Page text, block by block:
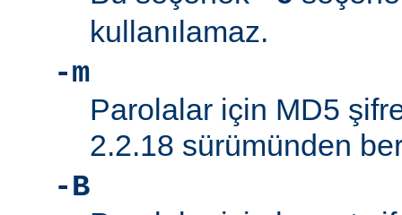
kullanılamaz.
-m
Parolalar için MD5
2.2.18 sürümünden
-B